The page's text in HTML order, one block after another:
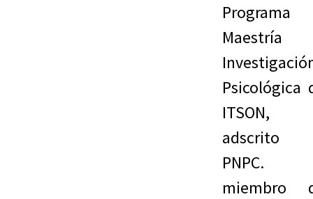
Programa
Maestría
Psicológica
ITSON,
adscrito
PNPC.
miembro